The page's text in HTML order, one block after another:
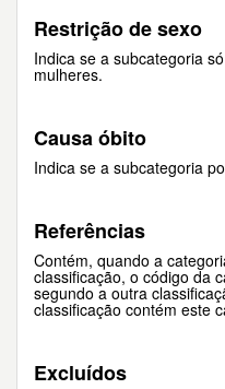
Restrição de sexo
Indica se a subcategoria
mulheres.
Causa óbito
Indica se a subcategoria
Referências
Contém, quando a
classificação, o código da
segundo a outra
classificação contém este
Excluídos